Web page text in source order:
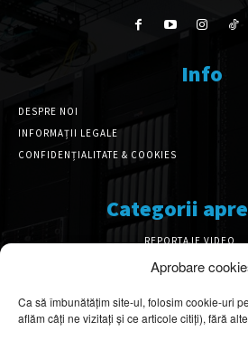
Aprobare
Ca să îmbunătățim site-ul, folosim cookie-uri
aflăm câți ne vizitați și ce articole citiți), fără
Info
DESPRE NOI
INFORMAȚII LEGALE
CONFIDENȚIALITATE & COOKIES
Categorii
REPORTAJE VIDEO
AMENAJĂRI INTERIOARE
DESIGN INTERIOR
ARHITECTURĂ & DESIGN